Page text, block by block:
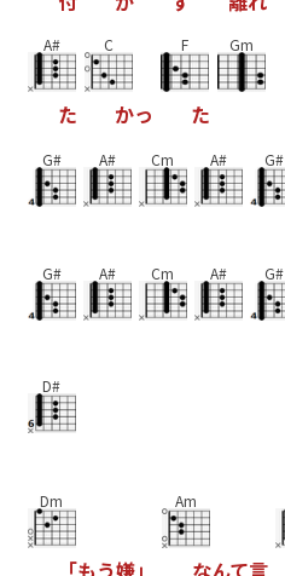
A#
た
C
かっ
F
た
Gm
G# A# Cm A# G#
G# A# Cm A# G#
D#
Dm
「もう嫌」
Am
なんて言